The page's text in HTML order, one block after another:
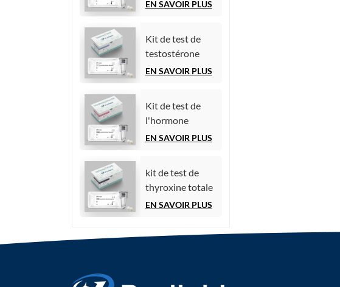
chimiluminescence
homogène))
EN SAVOIR PLUS
Kit de test de
testostérone
(essai
chimiluminescence)
EN SAVOIR PLUS
Kit de test de
l'hormone
folliculo-
EN SAVOIR PLUS
kit de test de
thyroxine totale
(TT4)
EN SAVOIR PLUS